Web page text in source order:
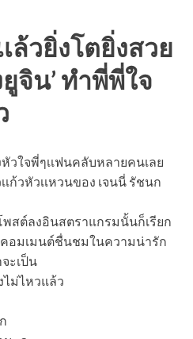
ล้วยิ่งโตยิ่งสวย
จิน’ ทำพี่พี่ใจ
วใจพี่ๆเเฟนคลับหลายคนเลย
ก้วหัวเเหวนของ เจนนี่ รัชนก
พสต์ลงอินสตราแกรมนั้นก็เรียก
คอมเมนต์ชื่นชมในความน่ารัก
ะเป็น
ไม่ไหวแล้ว